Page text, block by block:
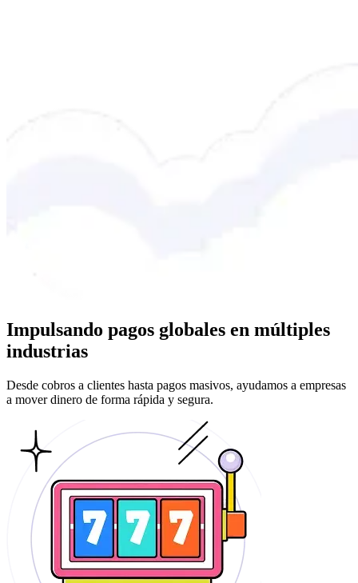
Impulsando pagos globales en múltiples
industrias
Desde cobros a clientes hasta pagos masivos, ayudamos a empresas
a mover dinero de forma rápida y segura.